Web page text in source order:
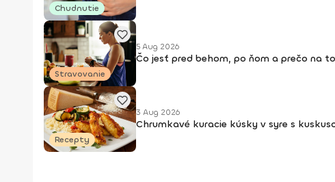
Chudnutie
Stravovanie
5 Aug 2026
Čo jesť pred behom, po ňom a prečo na
Recepty
3 Aug 2026
Chrumkavé kuracie kúsky v syre s